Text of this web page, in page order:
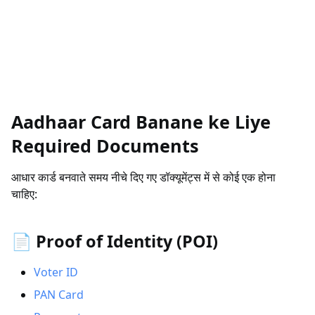
Aadhaar Card Banane ke Liye
Required Documents
आधार कार्ड बनवाते समय नीचे दिए गए डॉक्यूमेंट्स में से कोई एक होना
चाहिए:
📄 Proof of Identity (POI)
Voter ID
PAN Card